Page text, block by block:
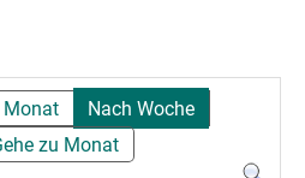
Monat
Nach Woche
zu Monat